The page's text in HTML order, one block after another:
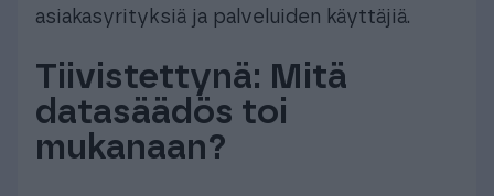
asiakasyrityksiä ja palveluiden käyttäjiä.
Tiivistettynä: Mitä
datasäädös toi
mukanaan?